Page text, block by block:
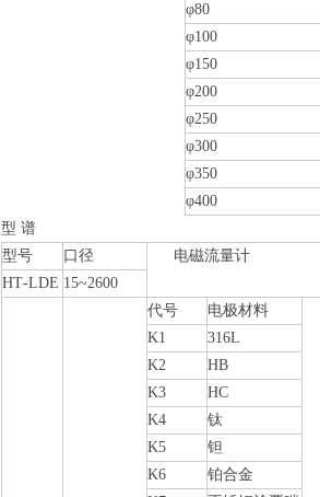
φ80
φ100
φ150
φ200
φ250
φ300
φ350
φ400
型 谱
型号
口径
电磁流量计
HT-LDE 15~2600
代号
电极材料
K1
316L
K2
HB
K3
HC
K4
钛
K5
钽
K6
铂合金